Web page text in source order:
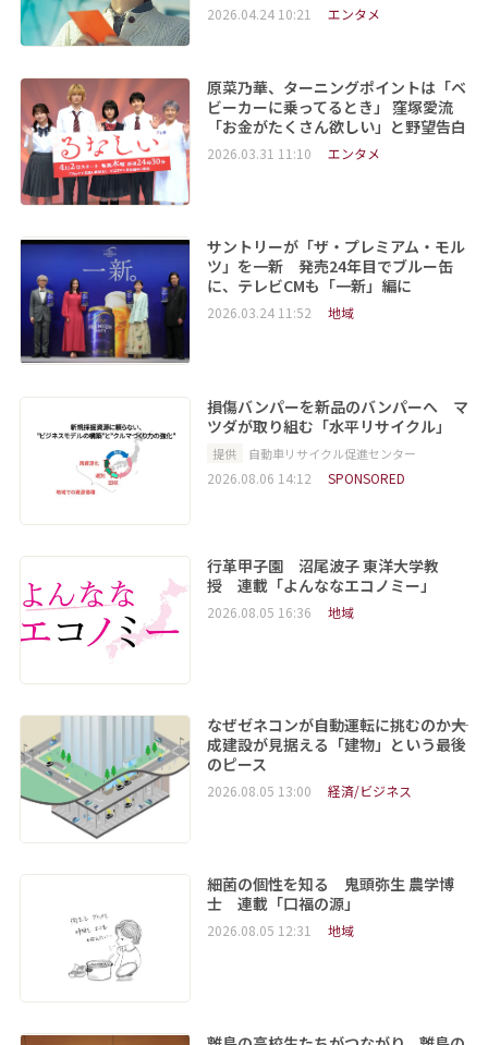
2026.04.24 10:21 エンタメ
原菜乃華、ターニングポイントは「ベ
ビーカーに乗ってるとき」 窪塚愛流
「お金がたくさん欲しい」と野望告白
2026.03.31 11:10 エンタメ
サントリーが「ザ・プレミアム・モル
ツ」を一新 発売24年目でブルー缶
に、テレビCMも「一新」編に
2026.03.24 11:52 地域
損傷バンパーを新品のバンパーへ マ
ツダが取り組む「水平リサイクル」
提供 自動車リサイクル促進センター
2026.08.06 14:12 SPONSORED
行革甲子園 沼尾波子 東洋大学教
授 連載「よんななエコノミー」
2026.08.05 16:36 地域
なぜゼネコンが自動運転に挑むのか――大
成建設が見据える「建物」という最後
のピース
2026.08.05 13:00 経済/ビジネス
細菌の個性を知る 鬼頭弥生 農学博
士 連載「口福の源」
2026.08.05 12:31 地域